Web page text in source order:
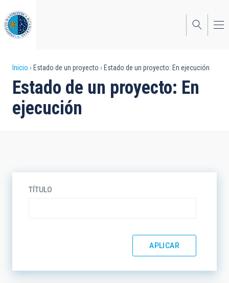
al
contenido
principal
Sobrescribir
enlaces
de
Inicio Estado de un proyecto Estado de un proyecto: En ejecución
Estado de un proyecto: En
ejecución
TÍTULO